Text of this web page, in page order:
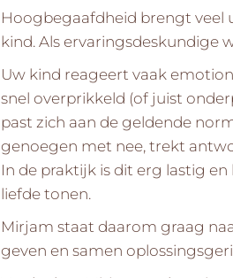
Hoogbegaafdheid brengt veel
kind. Als ervaringsdeskundige
Uw kind reageert vaak
snel overprikkeld (of juist
past zich aan de geldende
genoegen met nee, trekt
In de praktijk is dit erg lastig
liefde tonen.
Mirjam staat daarom graag
geven en samen